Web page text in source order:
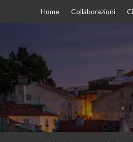
Home Collaborazioni